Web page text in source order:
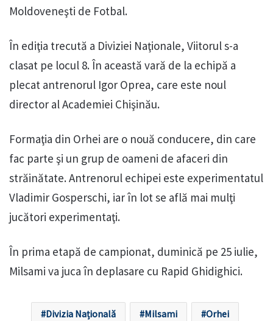
Moldoveneşti de Fotbal.
În ediţia trecută a Diviziei Naţionale, Viitorul s-a
clasat pe locul 8. În această vară de la echipă a
plecat antrenorul Igor Oprea, care este noul
director al Academiei Chişinău.
Formaţia din Orhei are o nouă conducere, din care
fac parte şi un grup de oameni de afaceri din
străinătate. Antrenorul echipei este experimentatul
Vladimir Gosperschi, iar în lot se află mai mulţi
jucători experimentaţi.
În prima etapă de campionat, duminică pe 25 iulie,
Milsami va juca în deplasare cu Rapid Ghidighici.
Divizia Națională Milsami Orhei